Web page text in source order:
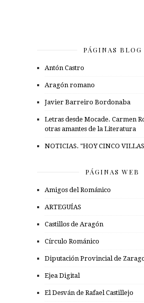
PÁGINAS BLOG
Antón Castro
Aragón romano
Javier Barreiro Bordonaba
Letras desde Mocade. Carmen
otras amantes de la Literatura
NOTICIAS. "HOY CINCO
PÁGINAS WEB
Amigos del Románico
ARTEGUÍAS
Castillos de Aragón
Círculo Románico
Diputación Provincial de
Ejea Digital
El Desván de Rafael Castillejo